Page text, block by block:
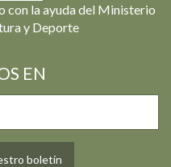
con la ayuda del Ministerio
y Deporte
EN
boletín